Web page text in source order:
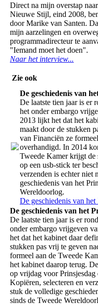
Direct na mijn overstap
Nieuwe Stijl, eind 2008,
door Marike van Santen.
mijn aarzelingen en
programmadirecteur te
"Iemand moet het doen".
Naar het interview...
Zie ook
De geschiedenis van
De laatste tien jaar is er
het onder embargo
2013 lijkt het dat het
maakt door de stukken
van Financiën ze
overhandigd. In 2014
Tweede Kamer krijgt
op een usb-stick ter
verzenden is echter
geschiedenis van het
Wereldoorlog.
De geschiedenis van
De geschiedenis van het
De laatste tien jaar is er
onder embargo vrijgeven
het dat het kabinet daar
stukken pas vrij te geven
formeel aan de Tweede
het kabinet daarop terug.
op vrijdag voor
Kopiëren, selecteren en
stuk de volledige
sinds de Tweede